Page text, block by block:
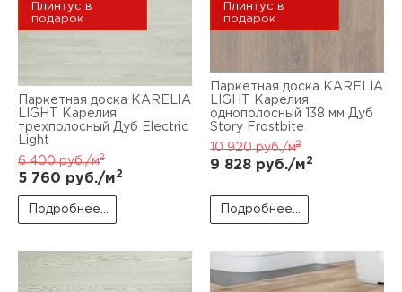
Плинтус в
подарок
Паркетная доска KARELIA
LIGHT Карелия
трехполосный Дуб Electric
Light
6 400руб./м2
5 760 руб./м2
Подробнее...
Плинтус в
подарок
Паркетная доска KARELIA
LIGHT Карелия
однополосный 138 мм Дуб
Story Frostbite
10 920руб./м2
9 828 руб./м2
Подробнее...